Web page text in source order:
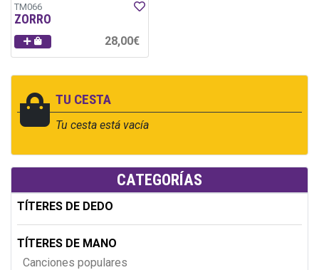
TU CESTA
Tu cesta está vacía
CATEGORÍAS
TÍTERES DE DEDO
TÍTERES DE MANO
Canciones populares
TM066
ZORRO
28,00€